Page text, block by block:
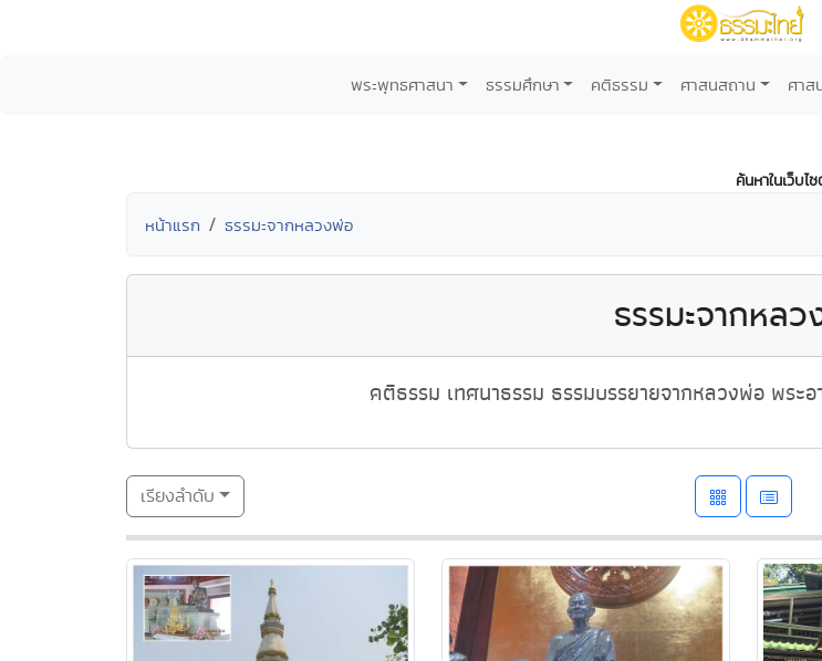
พระพุทธศาสนา ธรรมศึกษา คติธรรม ศาสนสถาน ศาส
ค้นหาในเว็บไ
หน้าแรก ธรรมะจากหลวงพ่อ
ธรรมะจากหล
คติธรรม เทศนาธรรม ธรรมบรรยายจากหลวงพ่อ พร
เรียงลำดับ